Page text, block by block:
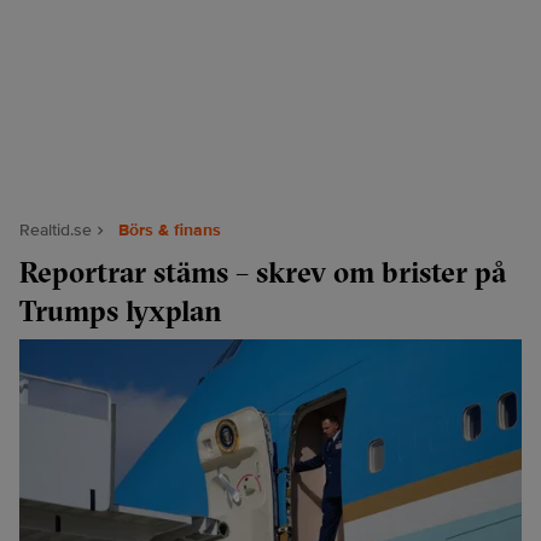
Realtid.se Börs & finans
Reportrar stäms – skrev om brister på
Trumps lyxplan